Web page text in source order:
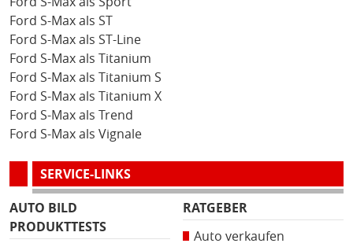
Ford S-Max als ST
Ford S-Max als ST-Line
Ford S-Max als Titanium
Ford S-Max als Titanium S
Ford S-Max als Titanium X
Ford S-Max als Trend
Ford S-Max als Vignale
SERVICE-LINKS
AUTO BILD
PRODUKTTESTS
RATGEBER
Auto verkaufen